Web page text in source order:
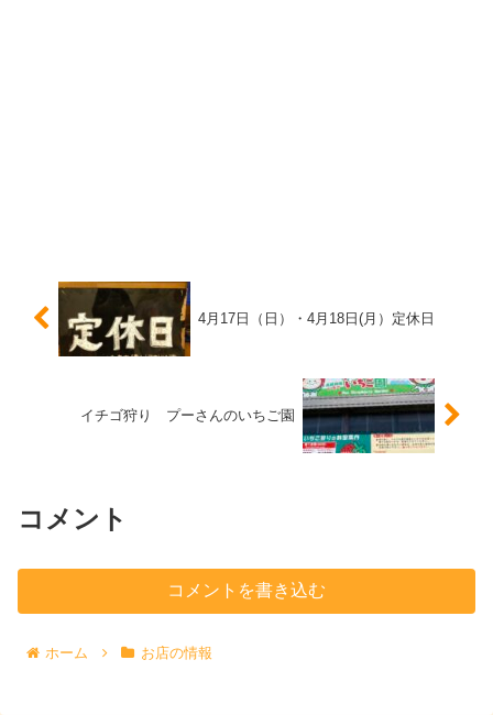
4月17日（日）・4月18日(月）定休日
イチゴ狩り プーさんのいちご園
コメント
コメントを書き込む
ホーム お店の情報